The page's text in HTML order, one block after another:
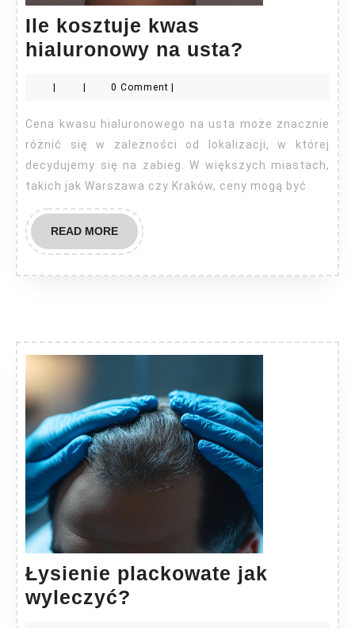
Ile kosztuje kwas
hialuronowy na usta?
na
usta?
0 Comment
Cena kwasu hialuronowego na usta może znacznie
różnić się w zależności od lokalizacji, w której
decydujemy się na zabieg. W większych miastach,
takich jak Warszawa czy Kraków, ceny mogą być
READ MOREREAD
MORE
Łysienie plackowate jak
wyleczyć?